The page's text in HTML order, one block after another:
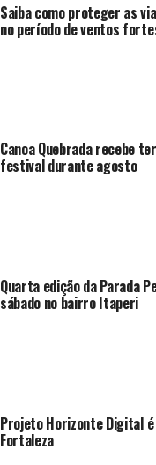
Saiba como proteger as
no período de ventos
Canoa Quebrada recebe
festival durante agosto
Quarta edição da Parada
sábado no bairro Itaperi
Projeto Horizonte Digital
Fortaleza